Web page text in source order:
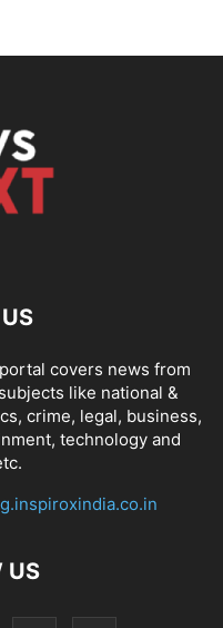
covers news from
like national &
crime, legal, business,
technology and
US